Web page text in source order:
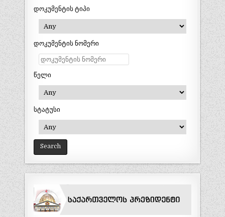
დოკუმენტის ტიპი
დოკუმენტის ნომერი
წელი
სტატუსი